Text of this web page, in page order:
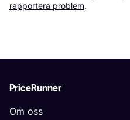
rapportera problem.
PriceRunner
Om oss